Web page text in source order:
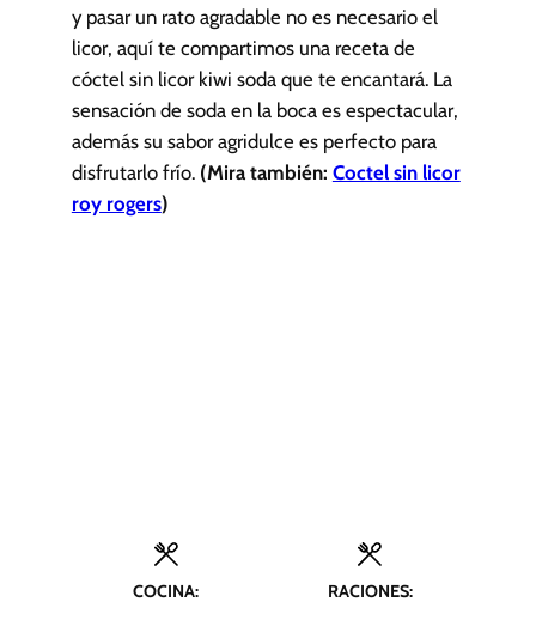
y pasar un rato agradable no es necesario el
licor, aquí te compartimos una receta de
cóctel sin licor kiwi soda que te encantará. La
sensación de soda en la boca es espectacular,
además su sabor agridulce es perfecto para
disfrutarlo frío. (Mira también: Coctel sin licor
roy rogers)
COCINA: RACIONES: